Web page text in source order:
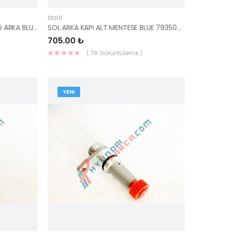
KELEBEK CAM KÖŞE KAPAĞI SAĞ ARKA BLUE 83840-1R000-HMC
DIĞER
SOL ARKA KAPI ALT MENTESE BLUE 79350-0U000-HMC
705.00 ₺
( 78 Görüntüleme )
YENI